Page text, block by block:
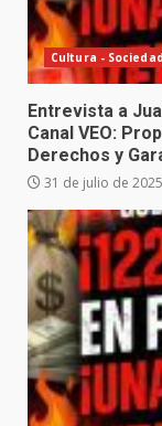
Cultura - Sociedad
Entrevista a
Canal VEO:
Derechos y
31 de julio de 2025